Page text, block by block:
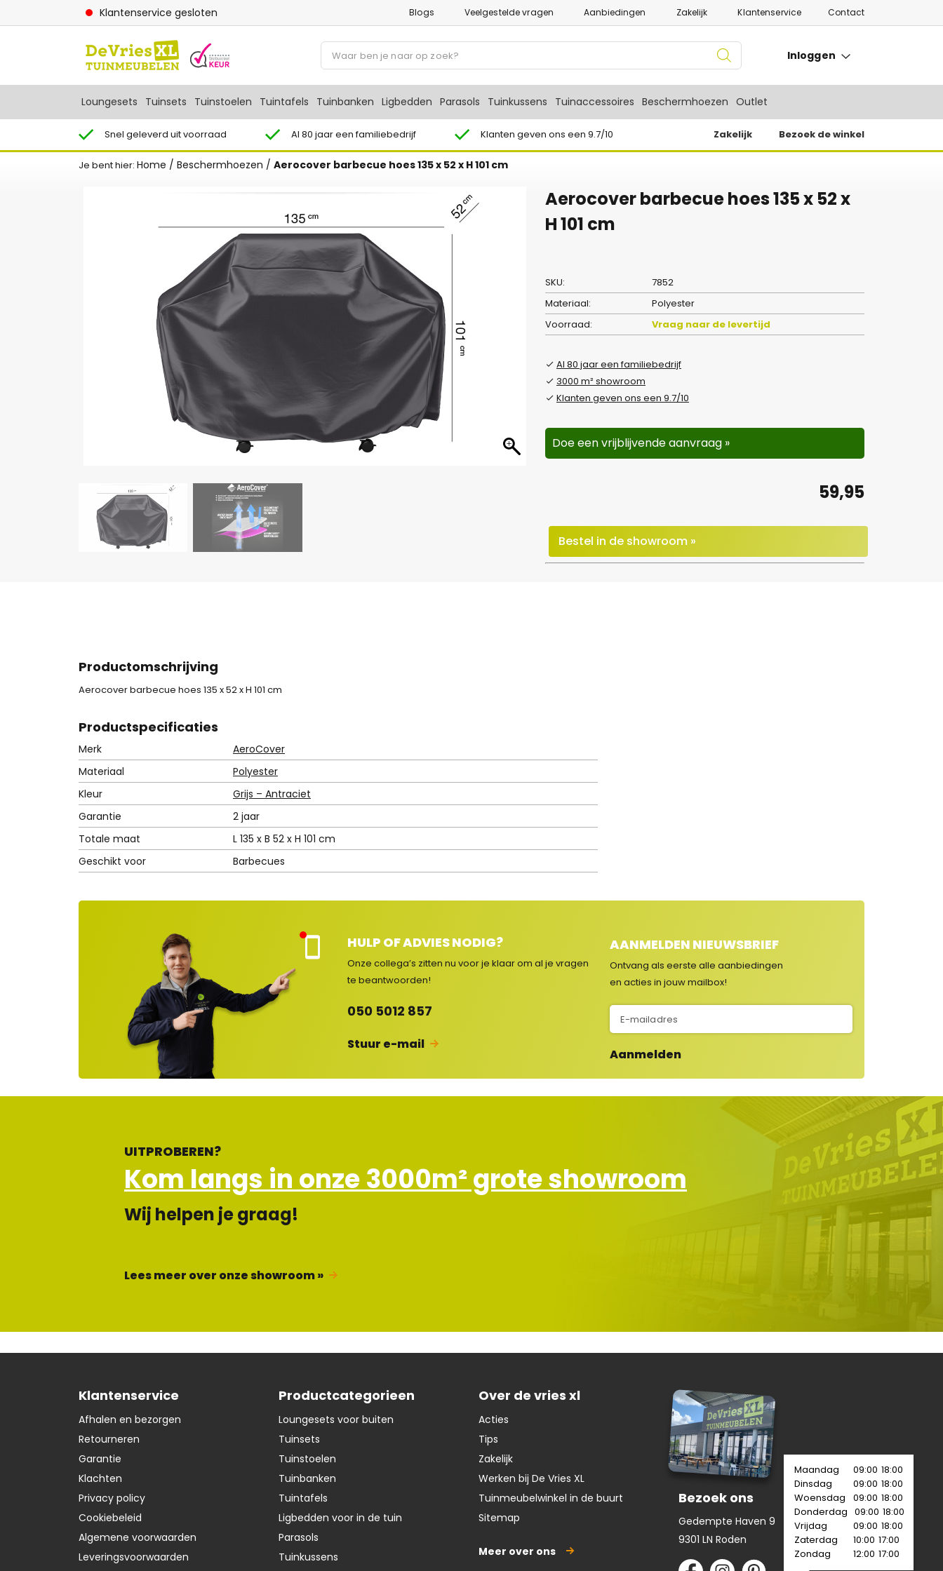
Klantenservice gesloten Blogs Veelgestelde vragen Aanbiedingen Zakelijk Klantenservice Contact
r
o
d
u
c
t
e
e
k
e
Inloggen
Loungesets Tuinsets Tuinstoelen Tuintafels Tuinbanken Ligbedden Parasols Tuinkussens Tuinaccessoires Beschermhoezen Outlet
Snel geleverd uit voorraad Al 80 jaar een familiebedrijf Klanten geven ons een 9.7/10 Zakelijk Bezoek de winkel
Je bent hier: Home / Beschermhoezen / Aerocover barbecue hoes 135 x 52 x H 101 cm
Aerocover barbecue hoes 135 x 52 x
H 101 cm
SKU:
7852
Materiaal:
Polyester
Voorraad:
Vraag naar de levertijd
Al 80 jaar een familiebedrijf
3000 m² showroom
Klanten geven ons een 9.7/10
Doe een vrijblijvende aanvraag »
59,95
Bestel in de showroom »
Productomschrijving
Aerocover barbecue hoes 135 x 52 x H 101 cm
Productspecificaties
Merk
AeroCover
Materiaal
Polyester
Kleur
Grijs – Antraciet
Garantie
2 jaar
Totale maat
L 135 x B 52 x H 101 cm
Geschikt voor
Barbecues
nte
HULP OF ADVIES NODIG?
Onze collega’s zitten nu voor je klaar om al je vragen
te beantwoorden!
050 5012 857
Stuur e-mail
AANMELDEN NIEUWSBRIEF
Ontvang als eerste alle aanbiedingen
en acties in jouw mailbox!
N
i
e
u
w
s
f
Aanmelden
UITPROBEREN?
Kom langs in onze 3000m² grote showroom
Wij helpen je graag!
Lees meer over onze showroom »
Klantenservice
Afhalen en bezorgen
Retourneren
Garantie
Klachten
Privacy policy
Cookiebeleid
Algemene voorwaarden
Leveringsvoorwaarden
Productcategorieen
Loungesets voor buiten
Tuinsets
Tuinstoelen
Tuinbanken
Tuintafels
Ligbedden voor in de tuin
Parasols
Tuinkussens
Over de vries xl
Acties
Tips
Zakelijk
Werken bij De Vries XL
Tuinmeubelwinkel in de buurt
Sitemap
Meer over ons
Bezoek ons
Gedempte Haven 9
9301 LN Roden
Maandag 09:00 18:00
Dinsdag
09:00 18:00
Woensdag
09:00 18:00
Donderdag 09:00 18:00
Vrijdag
09:00 18:00
Zaterdag
10:00 17:00
Zondag
12:00 17:00